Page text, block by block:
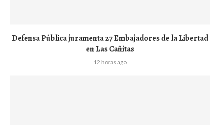
Defensa Pública juramenta 27 Embajadores de la Libertad
en Las Cañitas
12 horas ago